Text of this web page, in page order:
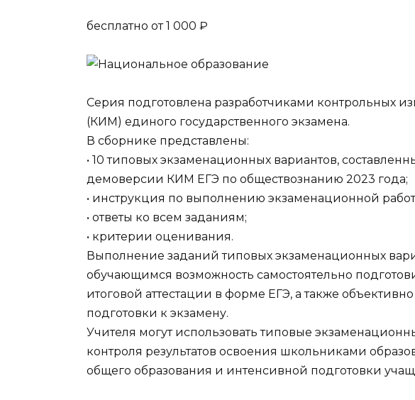
бесплатно от 1 000 ₽
Серия подготовлена разработчиками контрольных
(КИМ) единого государственного экзамена.
В сборнике представлены:
• 10 типовых экзаменационных вариантов,
демоверсии КИМ ЕГЭ по обществознанию 2023 года;
• инструкция по выполнению экзаменационной
• ответы ко всем заданиям;
• критерии оценивания.
Выполнение заданий типовых экзаменационных
обучающимся возможность самостоятельно
итоговой аттестации в форме ЕГЭ, а также
подготовки к экзамену.
Учителя могут использовать типовые
контроля результатов освоения школьниками
общего образования и интенсивной подготовки